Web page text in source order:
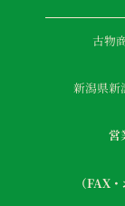
古物
新潟県新
営
（FAX